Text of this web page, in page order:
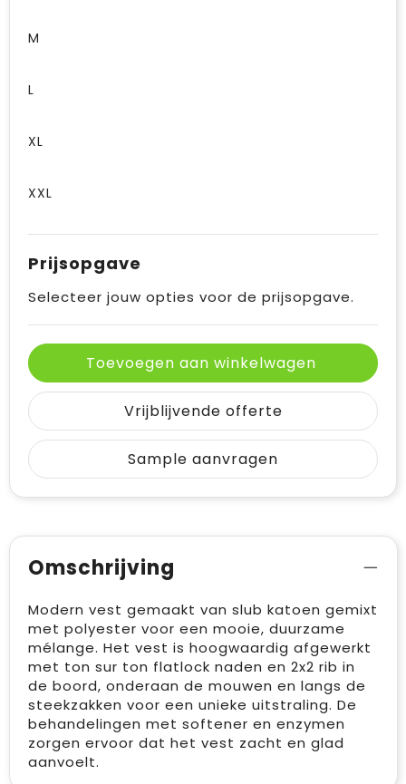
M
L
XL
XXL
Prijsopgave
Selecteer jouw opties voor de prijsopgave.
Toevoegen aan winkelwagen
Vrijblijvende offerte
Sample aanvragen
Omschrijving
Modern vest gemaakt van slub katoen gemixt
met polyester voor een mooie, duurzame
mélange. Het vest is hoogwaardig afgewerkt
met ton sur ton flatlock naden en 2x2 rib in
de boord, onderaan de mouwen en langs de
steekzakken voor een unieke uitstraling. De
behandelingen met softener en enzymen
zorgen ervoor dat het vest zacht en glad
aanvoelt.